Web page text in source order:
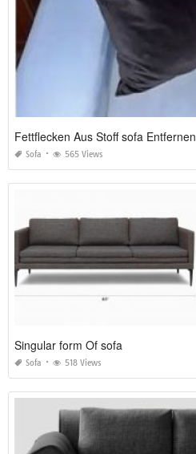
Fettflecken Aus Stoff sofa Entfernen
Sofa 565 Views
Singular form Of sofa
Sofa 518 Views